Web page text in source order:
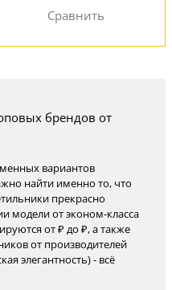
брендов от
вариантов
найти именно то, что
прекрасно
модели от эконом-класса
от ₽ до ₽, а также
от производителей
элегантность) - всё